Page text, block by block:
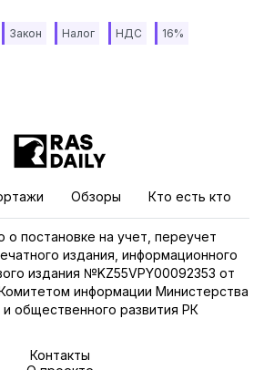
Закон Налог НДС 16%
Обзоры Кто есть кто
о постановке на учет, переучет
издания, информационного
издания №KZ55VPY00092353 от
информации Министерства
общественного развития РК
Контакты